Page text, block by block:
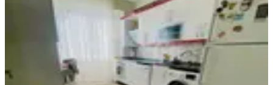
Dulkadiroğlu, Bayazıtlı Mahallesi
·6. Kat ·03.08.2026